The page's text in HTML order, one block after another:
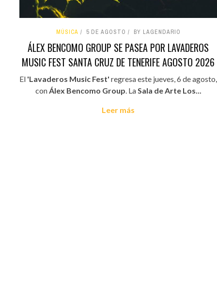
MÚSICA 5 DE AGOSTO BY LAGENDARIO
ÁLEX BENCOMO GROUP SE PASEA POR LAVADEROS
MUSIC FEST SANTA CRUZ DE TENERIFE AGOSTO 2026
El 'Lavaderos Music Fest' regresa este jueves, 6 de agosto,
conÁlex Bencomo Group. LaSala de Arte Los...
Leer más